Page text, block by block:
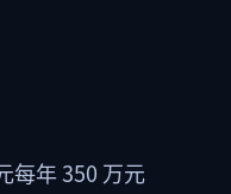
每年 350 万元